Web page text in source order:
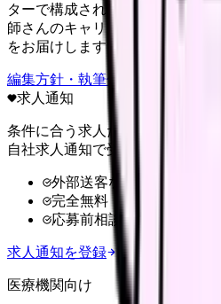
ターで構成されています。現場
師さんのキャリア・転職・働き
をお届けします。
編集方針・執筆体制・監修体制を
求人通知
条件に合う求人だけ
自社求人通知で受け取る
外部送客なし
完全無料
応募前相談OK
求人通知を登録
医療機関向け